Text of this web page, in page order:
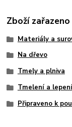
Zboží
Materiály a
Na dřevo
Tmely a plniva
Tmelení a
Připraveno k